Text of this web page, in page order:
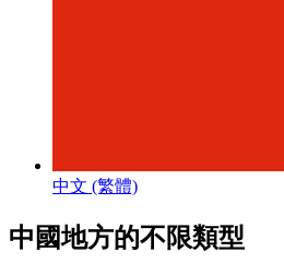
中文 (繁體)
中國地方的不限類型